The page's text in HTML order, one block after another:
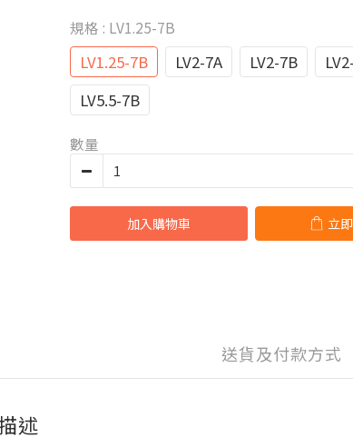
規格 : LV1.25-7B
LV1.25-7B LV2-7A LV2-7B
LV5.5-7B
數量
加入購物車 立
送貨及付款方式
述